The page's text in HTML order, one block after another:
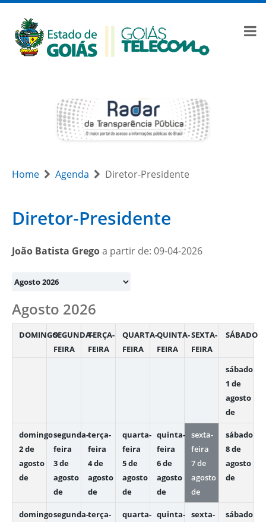
Home Agenda Diretor-Presidente
Diretor-Presidente
João Batista Gregoa partir de: 09-04-2026
Month
Agosto 2026
DOMINGOSEGUNDA-
FEIRA
TERÇA-
FEIRA
QUARTA-
FEIRA
QUINTA-
FEIRA
SEXTA-
FEIRA
SÁBADO
sábado
1 de
agosto
de
domingo
2 de
agosto
de
segunda-
feira
3 de
agosto
de
terça-
feira
4 de
agosto
de
quarta-
feira
5 de
agosto
de
quinta-
feira
6 de
agosto
de
sexta-
feira
7 de
agosto
de
sábado
8 de
agosto
de
domingosegunda-terça-
quarta- quinta- sexta-
sábado